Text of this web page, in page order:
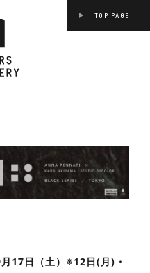
TOP PAGE
17日（土）※12日(月)・